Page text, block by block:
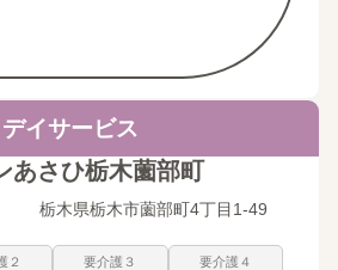
デイサービス
あさひ栃木薗部町
栃木県栃木市薗部町4丁目1-49
２ 要介護３ 要介護４